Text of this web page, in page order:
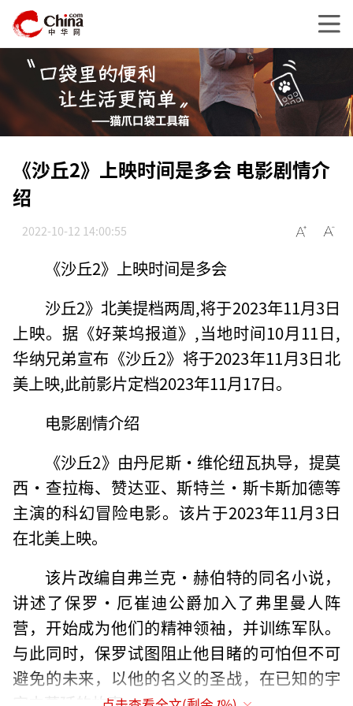
《沙丘2》上映时间是多会 电影剧情介
绍
2022-10-12 14:00:55
《沙丘2》上映时间是多会
沙丘2》北美提档两周,将于2023年11月3日
上映。据《好莱坞报道》,当地时间10月11日,
华纳兄弟宣布《沙丘2》将于2023年11月3日北
美上映,此前影片定档2023年11月17日。
电影剧情介绍
《沙丘2》由丹尼斯·维伦纽瓦执导，提莫
西·查拉梅、赞达亚、斯特兰·斯卡斯加德等
主演的科幻冒险电影。该片于2023年11月3日
在北美上映。
该片改编自弗兰克·赫伯特的同名小说，
讲述了保罗·厄崔迪公爵加入了弗里曼人阵
营，开始成为他们的精神领袖，并训练军队。
与此同时，保罗试图阻止他目睹的可怕但不可
避免的未来，以他的名义的圣战，在已知的宇